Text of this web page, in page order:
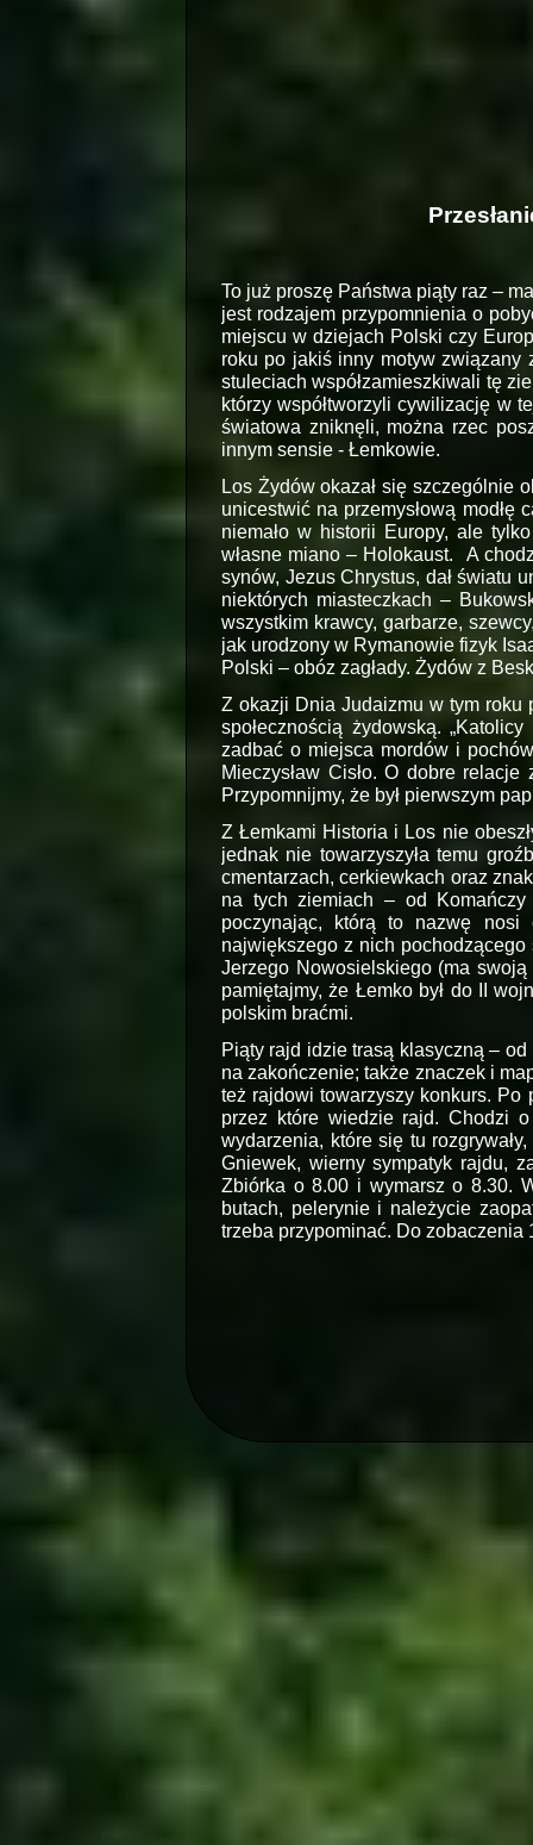
To już proszę Państwa piąty raz –
jest rodzajem przypomnienia o
miejscu w dziejach Polski czy
roku po jakiś inny motyw związany
stuleciach współzamieszkiwali tę
którzy współtworzyli cywilizację w
światowa zniknęli, można rzec
innym sensie - Łemkowie.
Los Żydów okazał się szczególnie
unicestwić na przemysłową modłę
niemało w historii Europy, ale
własne miano – Holokaust. A
synów, Jezus Chrystus, dał światu
niektórych miasteczkach –
wszystkim krawcy, garbarze,
jak urodzony w Rymanowie fizyk
Polski – obóz zagłady. Żydów z
Z okazji Dnia Judaizmu w tym roku
społecznością żydowską.
zadbać o miejsca mordów i
Mieczysław Cisło. O dobre
Przypomnijmy, że był pierwszym
Z Łemkami Historia i Los nie
jednak nie towarzyszyła temu
cmentarzach, cerkiewkach oraz
na tych ziemiach – od
poczynając, którą to nazwę nosi
największego z nich
Jerzego Nowosielskiego (ma
pamiętajmy, że Łemko był do II
polskim braćmi.
Piąty rajd idzie trasą klasyczną –
na zakończenie; także znaczek i
też rajdowi towarzyszy konkurs.
przez które wiedzie rajd. Chodzi
wydarzenia, które się tu
Gniewek, wierny sympatyk rajdu,
Zbiórka o 8.00 i wymarsz o 8.30.
butach, pelerynie i należycie
trzeba przypominać. Do zobaczenia